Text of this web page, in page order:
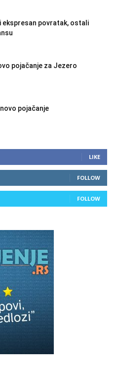
ekspresan povratak, ostali
pojačanje za Jezero
pojačanje
LIKE
FOLLOW
FOLLOW